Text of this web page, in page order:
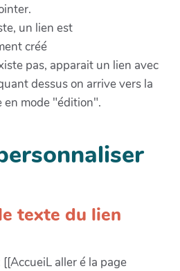
un lien est
créé
pas, apparait un lien avec
dessus on arrive vers la
en mode "édition".
texte du lien
aller é la page